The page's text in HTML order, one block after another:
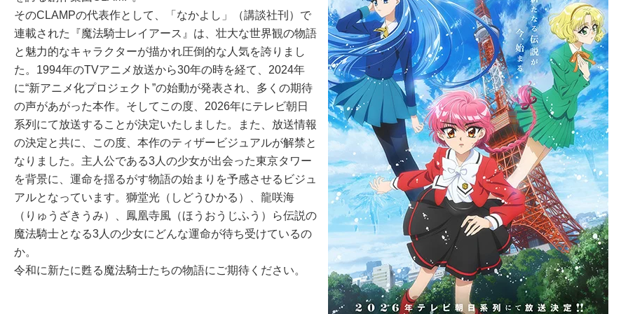
そのCLAMPの代表作として、「なかよし」（講談社刊）で
連載された『魔法騎士レイアース』は、壮大な世界観の物語
と魅力的なキャラクターが描かれ圧倒的な人気を誇りまし
た。1994年のTVアニメ放送から30年の時を経て、2024年
に“新アニメ化プロジェクト”の始動が発表され、多くの期待
の声があがった本作。そしてこの度、2026年にテレビ朝日
系列にて放送することが決定いたしました。また、放送情報
の決定と共に、この度、本作のティザービジュアルが解禁と
なりました。主人公である3人の少女が出会った東京タワー
を背景に、運命を揺るがす物語の始まりを予感させるビジュ
アルとなっています。獅堂光（しどうひかる）、龍咲海
（りゅうざきうみ）、鳳凰寺風（ほうおうじふう）ら伝説の
魔法騎士となる3人の少女にどんな運命が待ち受けているの
か。
令和に新たに甦る魔法騎士たちの物語にご期待ください。